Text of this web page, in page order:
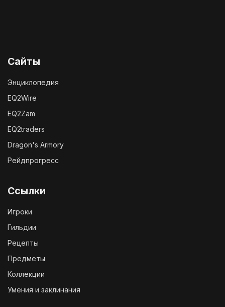
Сайты
Энциклопедия
EQ2Wire
EQ2Zam
EQ2traders
Dragon's Armory
Рейдпрогресс
Ссылки
Игроки
Гильдии
Рецепты
Предметы
Коллекции
Умения и заклинания